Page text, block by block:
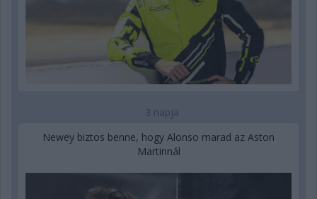
3 napja
Newey biztos benne, hogy Alonso marad az Aston
Martinnál